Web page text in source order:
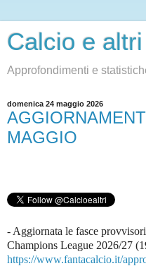
Calcio e
Approfondimenti e
domenica 24 maggio 2026
MAGGIO
- Aggiornata le fasce
Champions League 2026/27
https://www.fantacalcio.it/